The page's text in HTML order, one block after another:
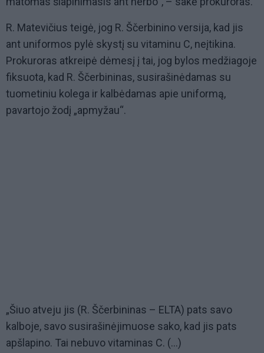
R. Matevičius teigė, jog R. Ščerbinino versija, kad jis
ant uniformos pylė skystį su vitaminu C, neįtikina.
Prokuroras atkreipė dėmesį į tai, jog bylos medžiagoje
fiksuota, kad R. Ščerbininas, susirašinėdamas su
tuometiniu kolega ir kalbėdamas apie uniformą,
pavartojo žodį „apmyžau“.
„Šiuo atveju jis (R. Ščerbininas – ELTA) pats savo
kalboje, savo susirašinėjimuose sako, kad jis pats
apšlapino. Tai nebuvo vitaminas C. (...)